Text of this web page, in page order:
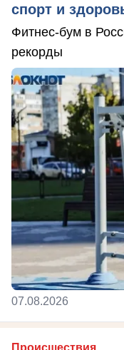
спорт и
Фитнес-бум в
рекорды
07.08.2026
Происшествия